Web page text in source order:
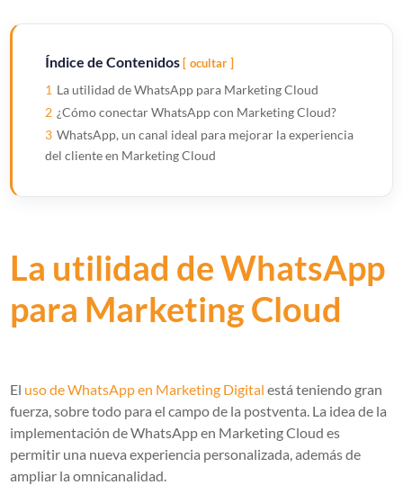
Índice de Contenidos ocultar
1 La utilidad de WhatsApp para Marketing Cloud
2 ¿Cómo conectar WhatsApp con Marketing Cloud?
3 WhatsApp, un canal ideal para mejorar la experiencia
del cliente en Marketing Cloud
La utilidad de WhatsApp
para Marketing Cloud
El uso de WhatsApp en Marketing Digital está teniendo gran
fuerza, sobre todo para el campo de la postventa. La idea de la
implementación de WhatsApp en Marketing Cloud es
permitir una nueva experiencia personalizada, además de
ampliar la omnicanalidad.